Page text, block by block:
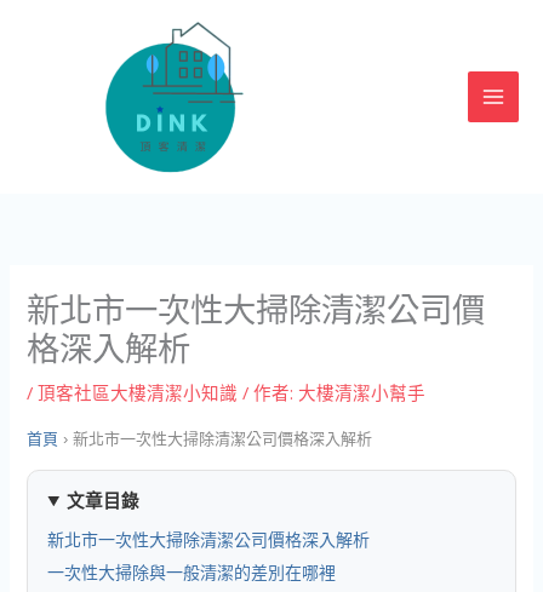
新北市一次性大掃除清潔公司價
格深入解析
/頂客社區大樓清潔小知識 / 作者: 大樓清潔小幫手
首頁 ›新北市一次性大掃除清潔公司價格深入解析
文章目錄
新北市一次性大掃除清潔公司價格深入解析
一次性大掃除與一般清潔的差別在哪裡